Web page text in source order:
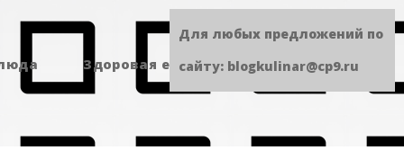
Здоровая еда Сладенькое
Для любых предложений по
сайту: blogkulinar@cp9.ru